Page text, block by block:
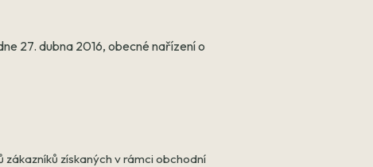
27. dubna 2016, obecné nařízení o
získaných v rámci obchodní